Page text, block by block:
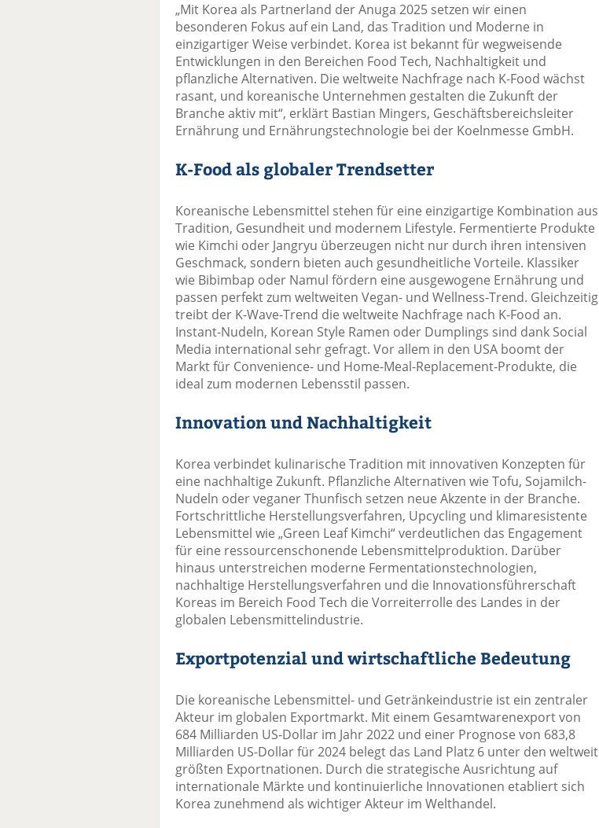
„Mit Korea als Partnerland der Anuga 2025 setzen wir einen
besonderen Fokus auf ein Land, das Tradition und Moderne in
einzigartiger Weise verbindet. Korea ist bekannt für wegweisende
Entwicklungen in den Bereichen Food Tech, Nachhaltigkeit und
pflanzliche Alternativen. Die weltweite Nachfrage nach K-Food wächst
rasant, und koreanische Unternehmen gestalten die Zukunft der
Branche aktiv mit“, erklärt Bastian Mingers, Geschäftsbereichsleiter
Ernährung und Ernährungstechnologie bei der Koelnmesse GmbH.
K-Food als globaler Trendsetter
Koreanische Lebensmittel stehen für eine einzigartige Kombination aus
Tradition, Gesundheit und modernem Lifestyle. Fermentierte Produkte
wie Kimchi oder Jangryu überzeugen nicht nur durch ihren intensiven
Geschmack, sondern bieten auch gesundheitliche Vorteile. Klassiker
wie Bibimbap oder Namul fördern eine ausgewogene Ernährung und
passen perfekt zum weltweiten Vegan- und Wellness-Trend. Gleichzeitig
treibt der K-Wave-Trend die weltweite Nachfrage nach K-Food an.
Instant-Nudeln, Korean Style Ramen oder Dumplings sind dank Social
Media international sehr gefragt. Vor allem in den USA boomt der
Markt für Convenience- und Home-Meal-Replacement-Produkte, die
ideal zum modernen Lebensstil passen.
Innovation und Nachhaltigkeit
Korea verbindet kulinarische Tradition mit innovativen Konzepten für
eine nachhaltige Zukunft. Pflanzliche Alternativen wie Tofu, Sojamilch-
Nudeln oder veganer Thunfisch setzen neue Akzente in der Branche.
Fortschrittliche Herstellungsverfahren, Upcycling und klimaresistente
Lebensmittel wie „Green Leaf Kimchi“ verdeutlichen das Engagement
für eine ressourcenschonende Lebensmittelproduktion. Darüber
hinaus unterstreichen moderne Fermentationstechnologien,
nachhaltige Herstellungsverfahren und die Innovationsführerschaft
Koreas im Bereich Food Tech die Vorreiterrolle des Landes in der
globalen Lebensmittelindustrie.
Exportpotenzial und wirtschaftliche Bedeutung
Die koreanische Lebensmittel- und Getränkeindustrie ist ein zentraler
Akteur im globalen Exportmarkt. Mit einem Gesamtwarenexport von
684 Milliarden US-Dollar im Jahr 2022 und einer Prognose von 683,8
Milliarden US-Dollar für 2024 belegt das Land Platz 6 unter den weltweit
größten Exportnationen. Durch die strategische Ausrichtung auf
internationale Märkte und kontinuierliche Innovationen etabliert sich
Korea zunehmend als wichtiger Akteur im Welthandel.